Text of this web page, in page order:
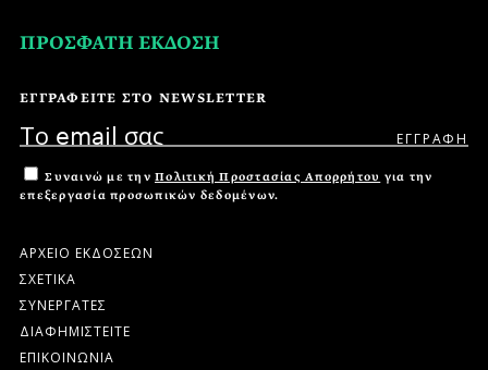
ΠΡΟΣΦΑΤΗ ΕΚΔΟΣΗ
ΕΓΓΡΑΦΕΙΤΕ ΣΤΟ NEWSLETTER
Συναινώ με την Πολιτική Προστασίας Απορρήτου για την
επεξεργασία προσωπικών δεδομένων.
ΑΡΧΕΙΟ ΕΚΔΟΣΕΩΝ
ΣΧΕΤΙΚΑ
ΣΥΝΕΡΓΑΤΕΣ
ΔΙΑΦΗΜΙΣΤΕΙΤΕ
ΕΠΙΚΟΙΝΩΝΙΑ